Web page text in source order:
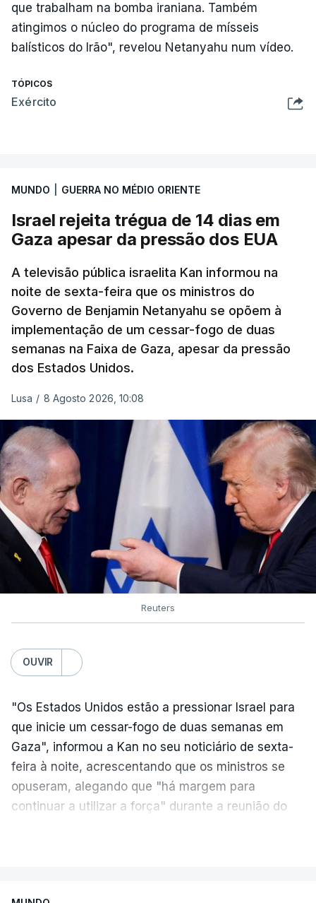
que trabalham na bomba iraniana. Também
atingimos o núcleo do programa de mísseis
balísticos do Irão", revelou Netanyahu num vídeo.
TÓPICOS
Exército
MUNDO GUERRA NO MÉDIO ORIENTE
Israel rejeita trégua de 14 dias em
Gaza apesar da pressão dos EUA
A televisão pública israelita Kan informou na
noite de sexta-feira que os ministros do
Governo de Benjamin Netanyahu se opõem à
implementação de um cessar-fogo de duas
semanas na Faixa de Gaza, apesar da pressão
dos Estados Unidos.
Lusa / 8 Agosto 2026, 10:08
Reuters
OUVIR
"Os Estados Unidos estão a pressionar Israel para
que inicie um cessar-fogo de duas semanas em
Gaza", informou a Kan no seu noticiário de sexta-
feira à noite, acrescentando que os ministros se
opuseram, alegando que "há margem para
continuar a utilizar a força" durante a reunião do
aplicação do plano de desarmamento do Hamas.